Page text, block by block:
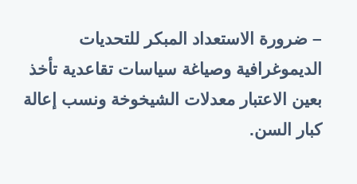
– ضرورة الاستعداد المبكر للتحديات
الديموغرافية وصياغة سياسات تقاعدية تأخذ
بعين الاعتبار معدلات الشيخوخة ونسب إعالة
كبار السن.